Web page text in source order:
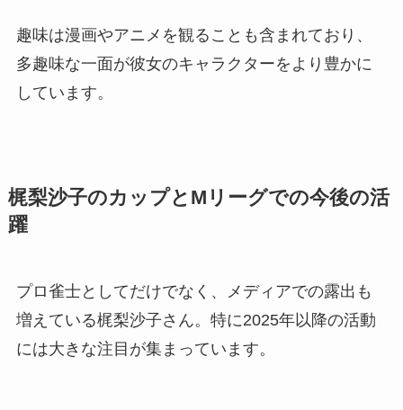
趣味は漫画やアニメを観ることも含まれており、
多趣味な一面が彼女のキャラクターをより豊かに
しています。
梶梨沙子のカップとMリーグでの今後の活
躍
プロ雀士としてだけでなく、メディアでの露出も
増えている梶梨沙子さん。特に2025年以降の活動
には大きな注目が集まっています。